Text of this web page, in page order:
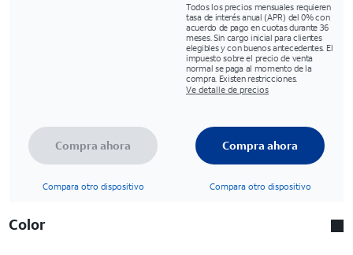
Todos los precios mensuales requieren
tasa de interés anual (APR) del 0% con
acuerdo de pago en cuotas durante 36
meses. Sin cargo inicial para clientes
elegibles y con buenos antecedentes. El
impuesto sobre el precio de venta
normal se paga al momento de la
compra. Existen restricciones.
Ve detalle de precios
Compra ahora
Compara otro dispositivo
Compra ahora
Compara otro dispositivo
Color